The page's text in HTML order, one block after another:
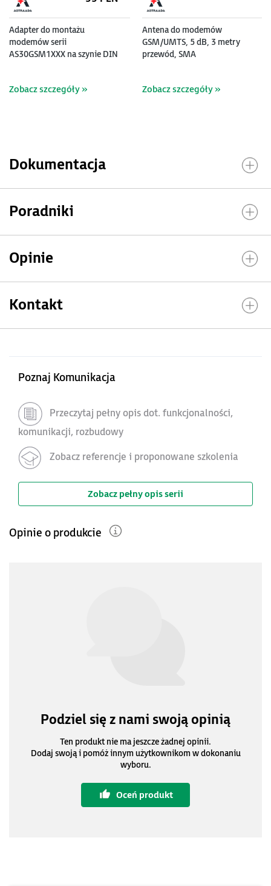
Adapter do montażu
modemów serii
AS30GSM1XXX na szynie DIN
Zobacz szczegóły »
Antena do modemów
GSM/UMTS, 5 dB, 3 metry
przewód, SMA
Zobacz szczegóły »
Dokumentacja
Poradniki
Opinie
Kontakt
Poznaj Komunikacja
Przeczytaj pełny opis dot. funkcjonalności,
komunikacji, rozbudowy
Zobacz referencje i proponowane szkolenia
Zobacz pełny opis serii
Opinie o produkcie
Podziel się z nami swoją opinią
Ten produkt nie ma jeszcze żadnej opinii.
Dodaj swoją i pomóż innym użytkownikom w dokonaniu
wyboru.
Oceń produkt